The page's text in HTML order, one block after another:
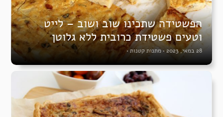
הפשטידה שתכינו שוב ושוב – לייט
וטעים פשטידת כרובית ללא גלוטן
28 במאי, 2023 • מתנות קטנות •